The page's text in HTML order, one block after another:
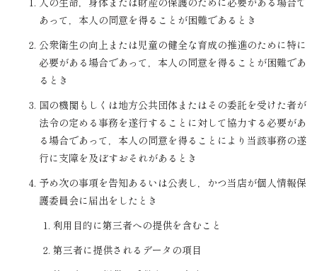
あって，本人の同意を得ることが困難であるとき
公衆衛生の向上または児童の健全な育成の推進のために特に
必要がある場合であって，本人の同意を得ることが困難であ
るとき
国の機関もしくは地方公共団体またはその委託を受けた者が
法令の定める事務を遂行することに対して協力する必要があ
る場合であって，本人の同意を得ることにより当該事務の遂
行に支障を及ぼすおそれがあるとき
予め次の事項を告知あるいは公表し，かつ当店が個人情報保
護委員会に届出をしたとき
利用目的に第三者への提供を含むこと
第三者に提供されるデータの項目